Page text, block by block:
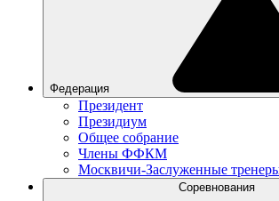
Федерация
Президент
Президиум
Общее собрание
Члены ФФКМ
Москвичи-Заслуженные
Соревнования